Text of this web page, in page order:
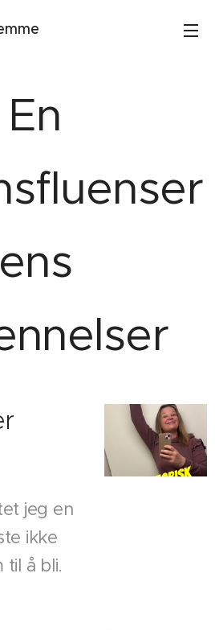
En
ens
jeg en
ikke
til å bli.